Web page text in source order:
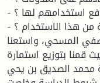
- ما أهم دوافع استخدامهم لها ؟
- ما هي الإشباعات المحققة من هذا الاستخدام ؟
المسحي، واستعنا
قمنا بتوزيع استمارة
محمد الصديق بن يحي